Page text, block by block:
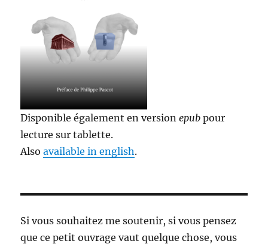
Disponible également en versionepub pour
lecture sur tablette.
Alsoavailable in english.
Si vous souhaitez me soutenir, si vous pensez
que ce petit ouvrage vaut quelque chose, vous